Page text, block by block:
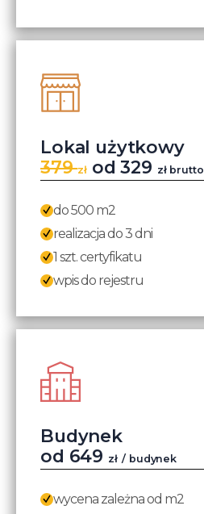
Lokal użytkowy
379zł od 329 zł brutto
do 500 m2
realizacja do 3 dni
1 szt. certyfikatu
wpis do rejestru
Budynek
od 649 zł / budynek
wycena zależna od m2